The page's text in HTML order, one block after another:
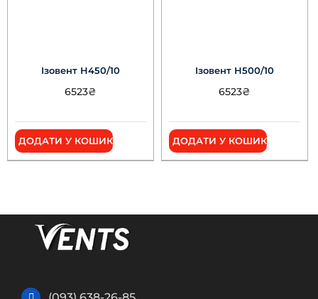
Ізовент Н450/10
6523₴
ДОДАТИ У КОШИК
Ізовент Н500/10
6523₴
ДОДАТИ У КОШИК